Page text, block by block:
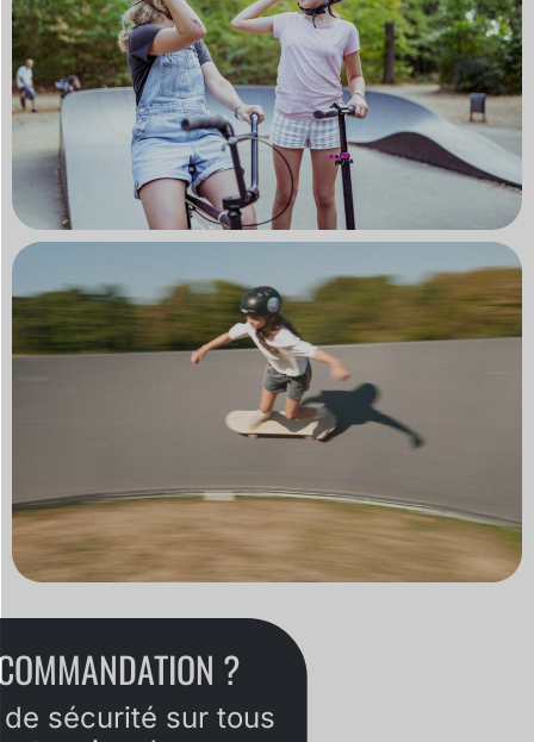
?
sécurité sur tous